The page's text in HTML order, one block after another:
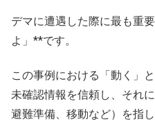
デマに遭遇した際に最も重
よ」**です。
この事例における「動く」
未確認情報を信頼し、それ
避難準備、移動など）を指し